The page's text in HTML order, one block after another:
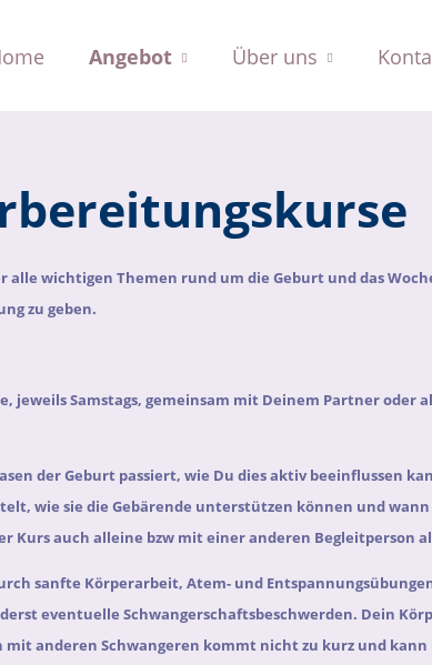
Angebot Über uns
wichtigen Themen rund um die Geburt und das
zu geben.
Samstags, gemeinsam mit Deinem Partner oder
der Geburt passiert, wie Du dies aktiv beeinflussen
wie sie die Gebärende unterstützen können und wann
Kurs auch alleine bzw mit einer anderen Begleitperson
sanfte Körperarbeit, Atem- und
eventuelle Schwangerschaftsbeschwerden. Dein
anderen Schwangeren kommt nicht zu kurz und